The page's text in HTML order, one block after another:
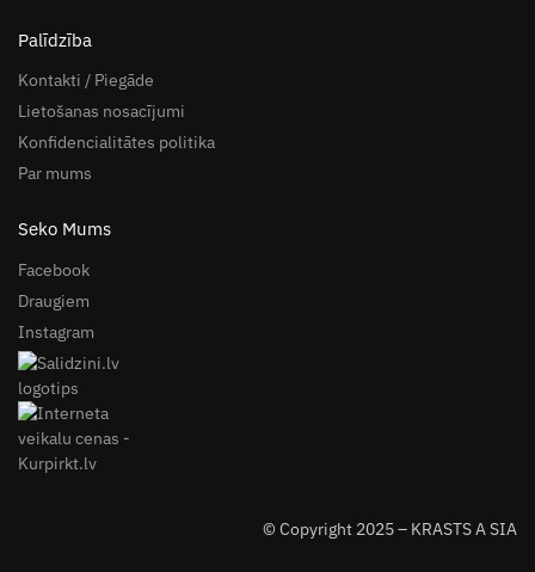
Palīdzība
Kontakti / Piegāde
Lietošanas nosacījumi
Konfidencialitātes politika
Par mums
Seko Mums
Facebook
Draugiem
Instagram
© Copyright 2025 – KRASTS A SIA